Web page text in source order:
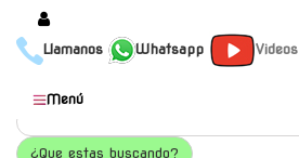
Llamanos Whatsapp Videos
Productos
Populares
Menú
¿Que estas buscando?